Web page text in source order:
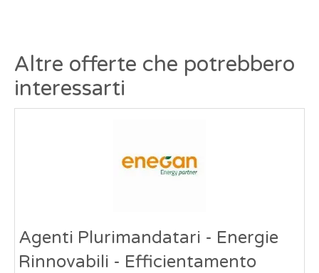
Altre offerte che potrebbero
interessarti
Agenti Plurimandatari - Energie
Rinnovabili - Efficientamento